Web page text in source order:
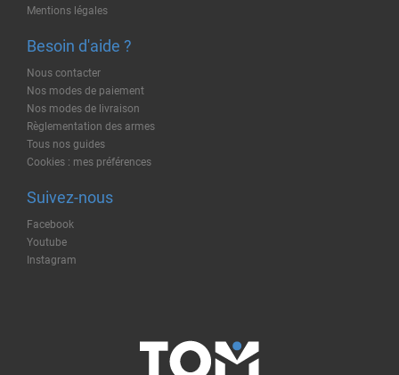
Mentions légales
Besoin d'aide ?
Nous contacter
Nos modes de paiement
Nos modes de livraison
Règlementation des armes
Tous nos guides
Cookies : mes préférences
Suivez-nous
Facebook
Youtube
Instagram